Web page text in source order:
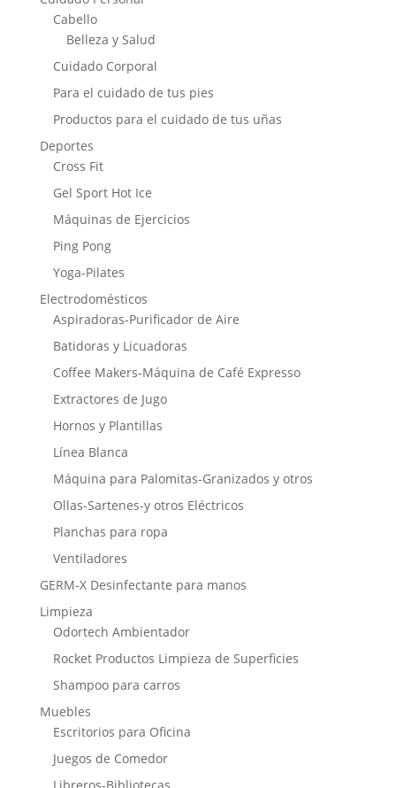
Cabello
Belleza y Salud
Cuidado Corporal
Para el cuidado de tus pies
Productos para el cuidado de tus uñas
Deportes
Cross Fit
Gel Sport Hot Ice
Máquinas de Ejercicios
Ping Pong
Yoga-Pilates
Electrodomésticos
Aspiradoras-Purificador de Aire
Batidoras y Licuadoras
Coffee Makers-Máquina de Café Expresso
Extractores de Jugo
Hornos y Plantillas
Línea Blanca
Máquina para Palomitas-Granizados y otros
Ollas-Sartenes-y otros Eléctricos
Planchas para ropa
Ventiladores
GERM-X Desinfectante para manos
Limpieza
Odortech Ambientador
Rocket Productos Limpieza de Superficies
Shampoo para carros
Muebles
Escritorios para Oficina
Juegos de Comedor